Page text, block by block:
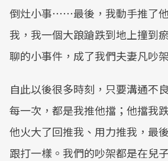
倒灶小事⋯⋯最後，我動手推了
我，我一個大踉蹌跌到地上撞到
聊的小事件，成了我們夫妻凡吵
自此以後很多時刻，只要溝通不
每一次，都是我推他擋；他擋我
他火大了回推我、用力推我，最
跟打一樣。我們的吵架都是在兒